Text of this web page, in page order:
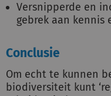
Versnipperde en
gebrek aan kennis
Conclusie
Om echt te kunnen
biodiversiteit kunt